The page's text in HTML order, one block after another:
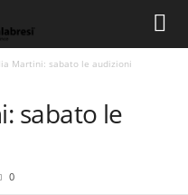
Martini: sabato le audizioni
sabato le
0